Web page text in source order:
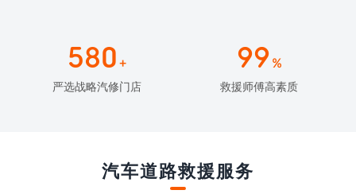
580 +
严选战略汽修门店
99 %
救援师傅高素质
汽车道路救援服务